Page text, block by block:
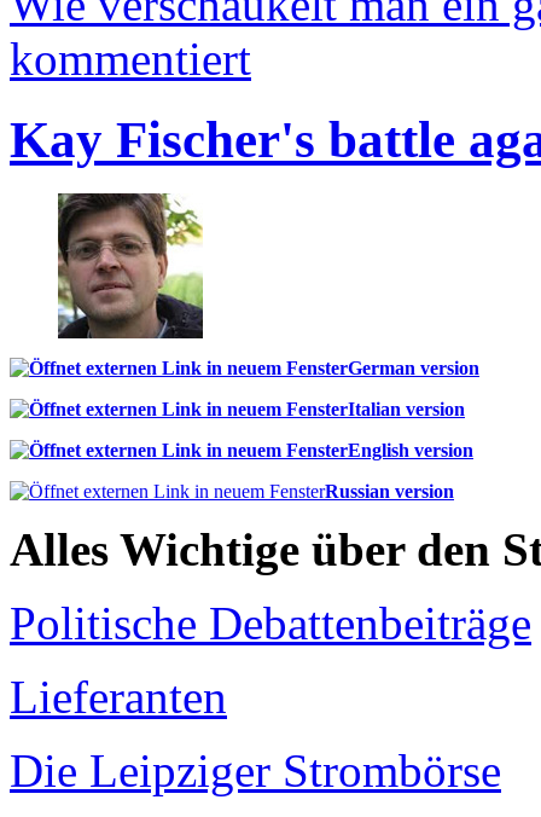
kommentiert
Kay Fischer's battle
German version
Italian version
English version
Russian version
Alles Wichtige über den
Politische Debattenbeiträge
Lieferanten
Die Leipziger Strombörse